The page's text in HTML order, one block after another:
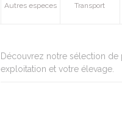
Autres especes Transport
Découvrez notre sélection de
exploitation et votre élevage.